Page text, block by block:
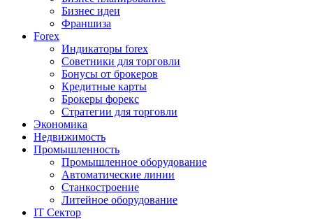
Бизнес идеи
Франшиза
Forex
Индикаторы forex
Советники для торговли
Бонусы от брокеров
Кредитные карты
Брокеры форекс
Стратегии для торговли
Экономика
Недвижимость
Промышленность
Промышленное оборудование
Автоматические линии
Станкостроение
Литейное оборудование
IT Сектор